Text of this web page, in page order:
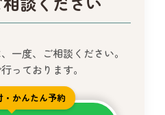
一度、ご相談ください。
っております。
・かんたん予約